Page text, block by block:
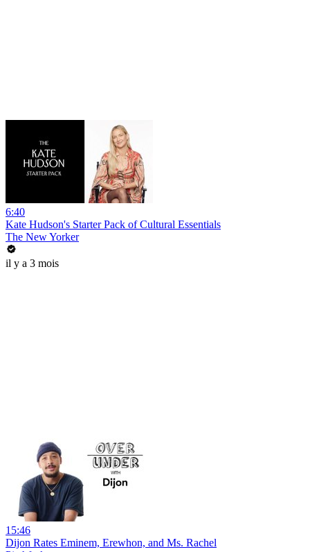
6:40
Kate Hudson's Starter Pack of Cultural Essentials
The New Yorker
il y a 3 mois
15:46
Dijon Rates Eminem, Erewhon, and Ms. Rachel